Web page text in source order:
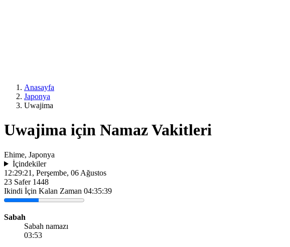
Anasayfa
Japonya
Uwajima
Uwajima için Namaz Vakitleri
Ehime, Japonya
İçindekiler
12:29:21 , Perşembe, 06 Ağustos
23 Safer 1448
Ikindi İçin Kalan Zaman 04:35:39
Sabah
Sabah namazı
03:53